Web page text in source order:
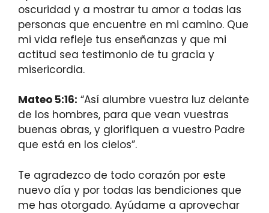
oscuridad y a mostrar tu amor a todas las
personas que encuentre en mi camino. Que
mi vida refleje tus enseñanzas y que mi
actitud sea testimonio de tu gracia y
misericordia.
Mateo 5:16: “Así alumbre vuestra luz delante
de los hombres, para que vean vuestras
buenas obras, y glorifiquen a vuestro Padre
que está en los cielos”.
Te agradezco de todo corazón por este
nuevo día y por todas las bendiciones que
me has otorgado. Ayúdame a aprovechar